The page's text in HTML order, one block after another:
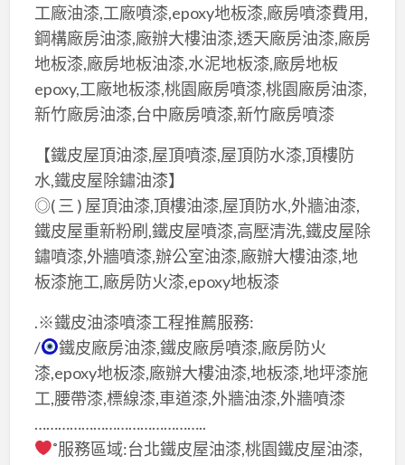
工廠油漆,工廠噴漆,epoxy地板漆,廠房噴漆費用,
鋼構廠房油漆,廠辦大樓油漆,透天廠房油漆,廠房
地板漆,廠房地板油漆,水泥地板漆,廠房地板
epoxy,工廠地板漆,桃園廠房噴漆,桃園廠房油漆,
新竹廠房油漆,台中廠房噴漆,新竹廠房噴漆
【鐵皮屋頂油漆,屋頂噴漆,屋頂防水漆,頂樓防
水,鐵皮屋除鏽油漆】
◎( 三 ) 屋頂油漆,頂樓油漆,屋頂防水,外牆油漆,
鐵皮屋重新粉刷,鐵皮屋噴漆,高壓清洗,鐵皮屋除
鏽噴漆,外牆噴漆,辦公室油漆,廠辦大樓油漆,地
板漆施工,廠房防火漆,epoxy地板漆
.※鐵皮油漆噴漆工程推薦服務:
/
鐵皮廠房油漆,鐵皮廠房噴漆,廠房防火
漆,epoxy地板漆,廠辦大樓油漆,地板漆,地坪漆施
工,腰帶漆,標線漆,車道漆,外牆油漆,外牆噴漆
……………………………………..
˚服務區域:台北鐵皮屋油漆,桃園鐵皮屋油漆,